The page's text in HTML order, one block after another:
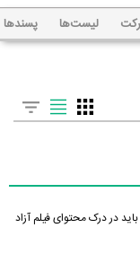
لیست‌ها پسند‌ها
در درک محتوای فیلم آزاد